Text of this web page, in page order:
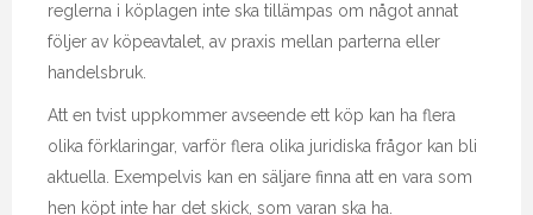
reglerna i köplagen inte ska tillämpas om något annat
följer av köpeavtalet, av praxis mellan parterna eller
handelsbruk.
Att en tvist uppkommer avseende ett köp kan ha flera
olika förklaringar, varför flera olika juridiska frågor kan bli
aktuella. Exempelvis kan en säljare finna att en vara som
hen köpt inte har det skick, som varan ska ha.